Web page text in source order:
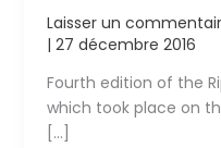
Laisser un
| 27 décembre 2016
Fourth edition of the
which took place on
[…]